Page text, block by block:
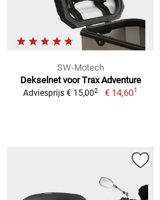
SW-Motech
Dekselnet voor Trax Adventure
Adviesprijs € 15,002 € 14,601